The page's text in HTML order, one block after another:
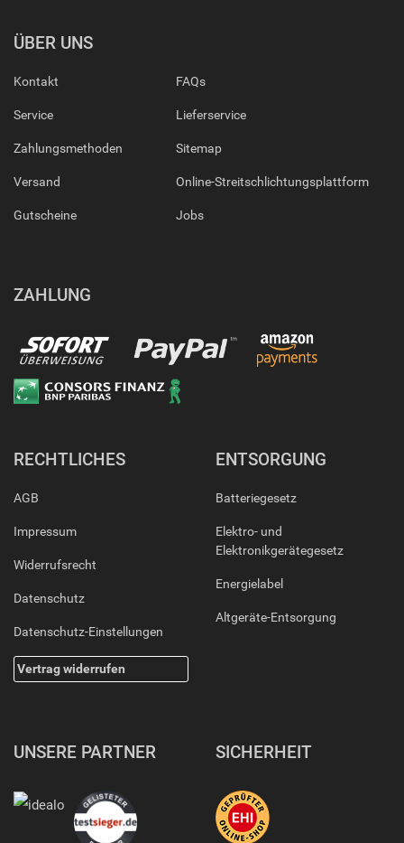
ÜBER UNS
Kontakt
Service
Zahlungsmethoden
Versand
Gutscheine
FAQs
Lieferservice
Sitemap
Online-Streitschlichtungsplattform
Jobs
ZAHLUNG
RECHTLICHES
AGB
Impressum
Widerrufsrecht
Datenschutz
Datenschutz-Einstellungen
Vertrag widerrufen
ENTSORGUNG
Batteriegesetz
Elektro- und
Elektronikgerätegesetz
Energielabel
Altgeräte-Entsorgung
UNSERE PARTNER SICHERHEIT